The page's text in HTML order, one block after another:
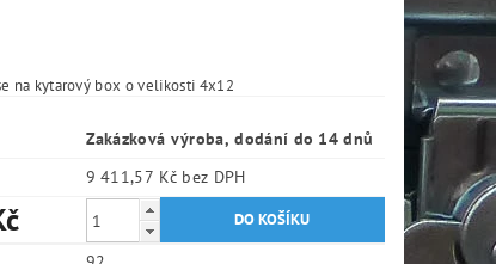
na kytarový box o velikosti 4x12
Zakázková výroba, dodání do 14 dnů
9 411,57 Kč bez DPH